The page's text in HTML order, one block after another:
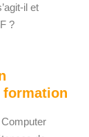
il et
?
formation
Computer